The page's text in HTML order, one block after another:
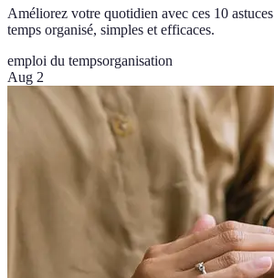
Améliorez votre quotidien avec ces 10
temps organisé, simples et efficaces.
emploi du tempsorganisation
Aug 2